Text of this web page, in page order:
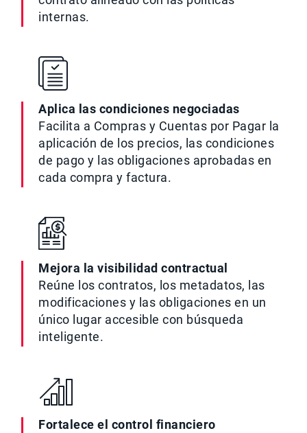
internas.
Aplica las condiciones negociadas
Facilita a Compras y Cuentas por Pagar la
aplicación de los precios, las condiciones
de pago y las obligaciones aprobadas en
cada compra y factura.
Mejora la visibilidad contractual
Reúne los contratos, los metadatos, las
modificaciones y las obligaciones en un
único lugar accesible con búsqueda
inteligente.
Fortalece el control financiero